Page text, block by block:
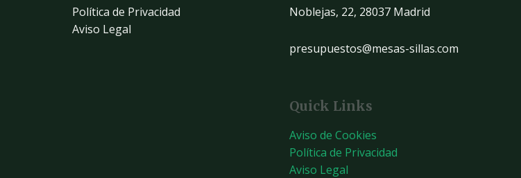
Política de Privacidad
Aviso Legal
Noblejas, 22, 28037 Madrid
presupuestos@mesas-sillas.com
Quick Links
Aviso de Cookies
Política de Privacidad
Aviso Legal